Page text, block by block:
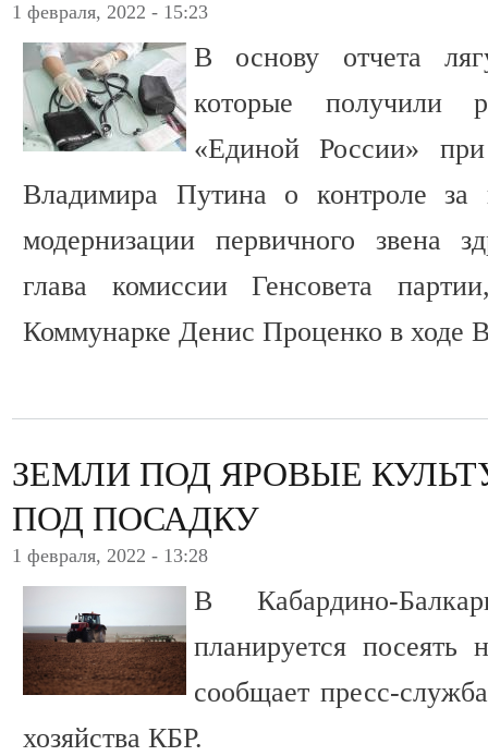
1 февраля, 2022 - 15:23
В основу отчета
которые получили
«Единой России»
Владимира Путина о контроле за
модернизации первичного звена
глава комиссии Генсовета
Коммунарке Денис Проценко в ходе
ЗЕМЛИ ПОД ЯРОВЫЕ
ПОД ПОСАДКУ
1 февраля, 2022 - 13:28
В Кабардино-
планируется
сообщает пресс-
хозяйства КБР.